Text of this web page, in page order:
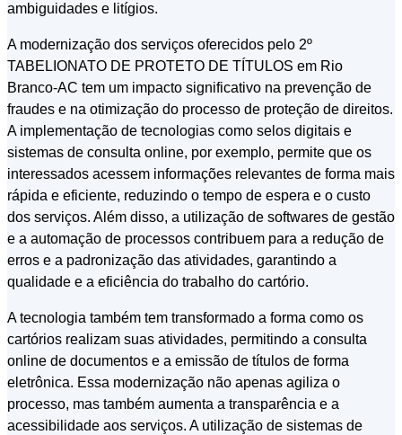
ambiguidades e litígios.
A modernização dos serviços oferecidos pelo 2º
TABELIONATO DE PROTETO DE TÍTULOS em Rio
Branco-AC tem um impacto significativo na prevenção de
fraudes e na otimização do processo de proteção de direitos.
A implementação de tecnologias como selos digitais e
sistemas de consulta online, por exemplo, permite que os
interessados acessem informações relevantes de forma mais
rápida e eficiente, reduzindo o tempo de espera e o custo
dos serviços. Além disso, a utilização de softwares de gestão
e a automação de processos contribuem para a redução de
erros e a padronização das atividades, garantindo a
qualidade e a eficiência do trabalho do cartório.
A tecnologia também tem transformado a forma como os
cartórios realizam suas atividades, permitindo a consulta
online de documentos e a emissão de títulos de forma
eletrônica. Essa modernização não apenas agiliza o
processo, mas também aumenta a transparência e a
acessibilidade aos serviços. A utilização de sistemas de